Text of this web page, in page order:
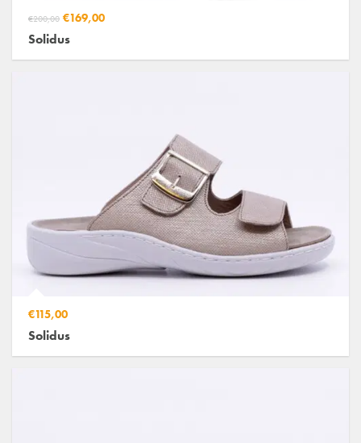
€200,00 €169,00
Solidus
€115,00
Solidus